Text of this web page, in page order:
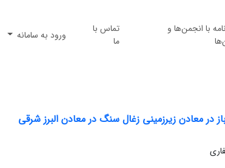
با انجمن‌ها و
تماس با
ما
ورود به سامانه
در معادن زیرزمینی زغال سنگ در معادن البرز شرقی